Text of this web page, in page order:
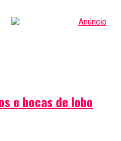
e bocas de lobo